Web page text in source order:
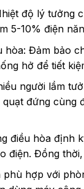
độ lý tưởng
5-10% điện
hòa: Đảm bảo
hở để tiết
người lầm
đứng cùng
điều hòa định
điện. Đồng
hợp với